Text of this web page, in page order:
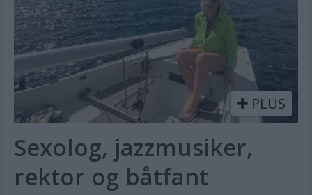
PLUS
Sexolog, jazzmusiker,
rektor og båtfant